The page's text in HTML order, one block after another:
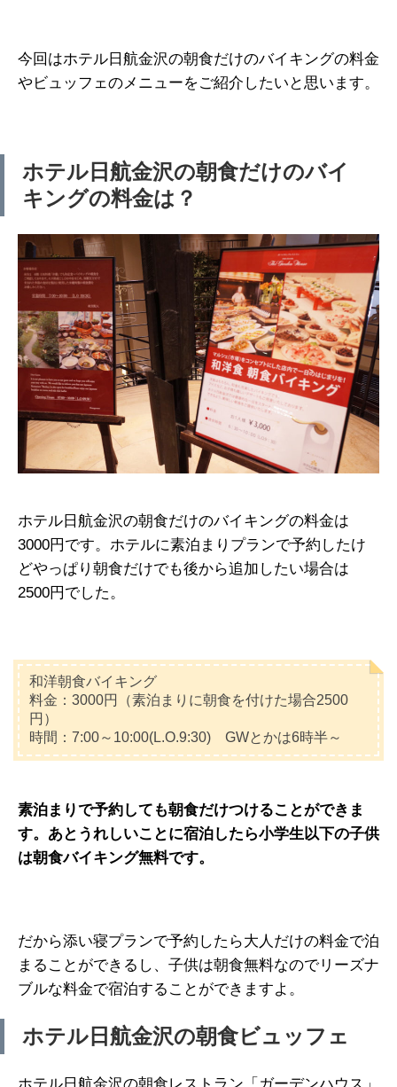
今回はホテル日航金沢の朝食だけのバイキングの料金
やビュッフェのメニューをご紹介したいと思います。
ホテル日航金沢の朝食だけのバイ
キングの料金は？
ホテル日航金沢の朝食だけのバイキングの料金は
3000円です。ホテルに素泊まりプランで予約したけ
どやっぱり朝食だけでも後から追加したい場合は
2500円でした。
和洋朝食バイキング
料金：3000円（素泊まりに朝食を付けた場合2500
円）
時間：7:00～10:00(L.O.9:30) GWとかは6時半～
素泊まりで予約しても朝食だけつけることができま
す。あとうれしいことに宿泊したら小学生以下の子供
は朝食バイキング無料です。
だから添い寝プランで予約したら大人だけの料金で泊
まることができるし、子供は朝食無料なのでリーズナ
ブルな料金で宿泊することができますよ。
ホテル日航金沢の朝食ビュッフェ